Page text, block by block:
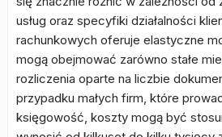
usług oraz specyfiki działalności
rachunkowych oferuje elastyczne
mogą obejmować zarówno stałe
rozliczenia oparte na liczbie
przypadku małych firm, które
księgowość, koszty mogą być